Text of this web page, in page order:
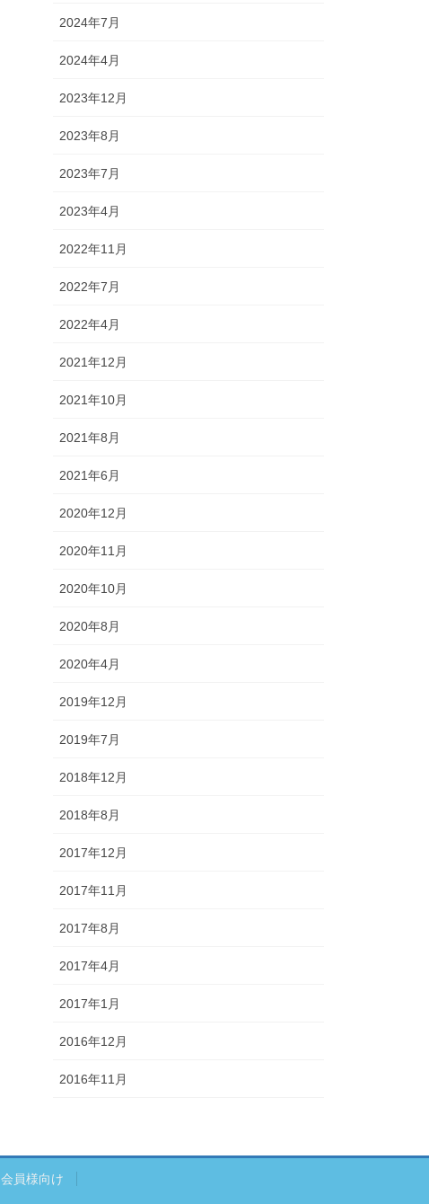
2024年7月
2024年4月
2023年12月
2023年8月
2023年7月
2023年4月
2022年11月
2022年7月
2022年4月
2021年12月
2021年10月
2021年8月
2021年6月
2020年12月
2020年11月
2020年10月
2020年8月
2020年4月
2019年12月
2019年7月
2018年12月
2018年8月
2017年12月
2017年11月
2017年8月
2017年4月
2017年1月
2016年12月
2016年11月
会員様向け